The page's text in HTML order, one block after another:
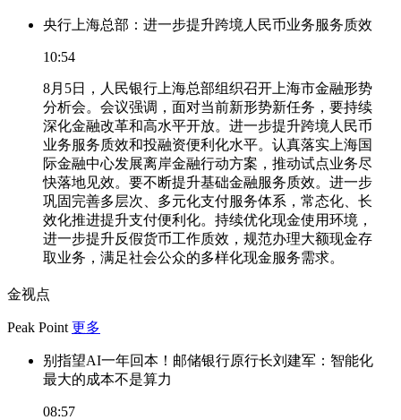
央行上海总部：进一步提升跨境人民币业务服务质效
10:54
8月5日，人民银行上海总部组织召开上海市金融形势
分析会。会议强调，面对当前新形势新任务，要持续
深化金融改革和高水平开放。进一步提升跨境人民币
业务服务质效和投融资便利化水平。认真落实上海国
际金融中心发展离岸金融行动方案，推动试点业务尽
快落地见效。要不断提升基础金融服务质效。进一步
巩固完善多层次、多元化支付服务体系，常态化、长
效化推进提升支付便利化。持续优化现金使用环境，
进一步提升反假货币工作质效，规范办理大额现金存
取业务，满足社会公众的多样化现金服务需求。
金视点
Peak Point 更多
别指望AI一年回本！邮储银行原行长刘建军：智能化
最大的成本不是算力
08:57